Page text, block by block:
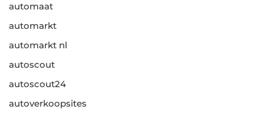
automaat
automarkt
automarkt nl
autoscout
autoscout24
autoverkoopsites